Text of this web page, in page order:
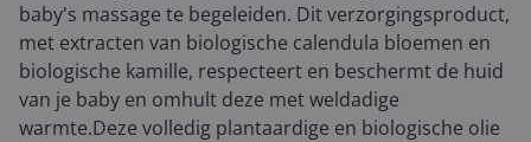
baby's massage te begeleiden. Dit verzorgingsproduct,
met extracten van biologische calendula bloemen en
biologische kamille, respecteert en beschermt de huid
van je baby en omhult deze met weldadige
warmte.Deze volledig plantaardige en biologische olie